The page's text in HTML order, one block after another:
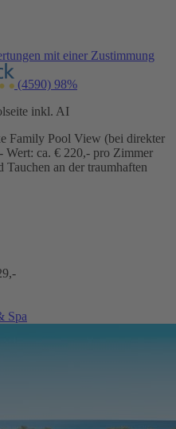
mit einer Zustimmung
(4590) 98%
inkl. AI
Family Pool View (bei direkter
ca. € 220,- pro Zimmer
an der traumhaften
Spa